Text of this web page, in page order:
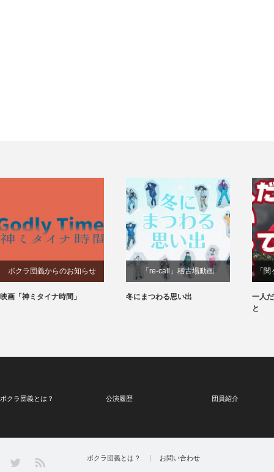
ボクラ団義からのお知らせ
映画「神ミタイナ時間」
「re-call」稽古場動画
冬にまつわる思い出
「
一人
と
ボクラ団義とは？ 公演履歴 団員紹介
Twitter ボクラ団義とは？ お問い合わせ